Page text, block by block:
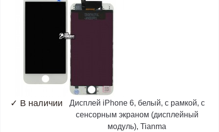
✓ В наличии
Дисплей iPhone 6, белый, с рамкой, с
сенсорным экраном (дисплейный
модуль), Tianma